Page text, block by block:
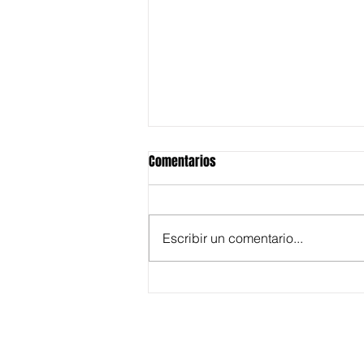
Comentarios
Escribir un comentario...